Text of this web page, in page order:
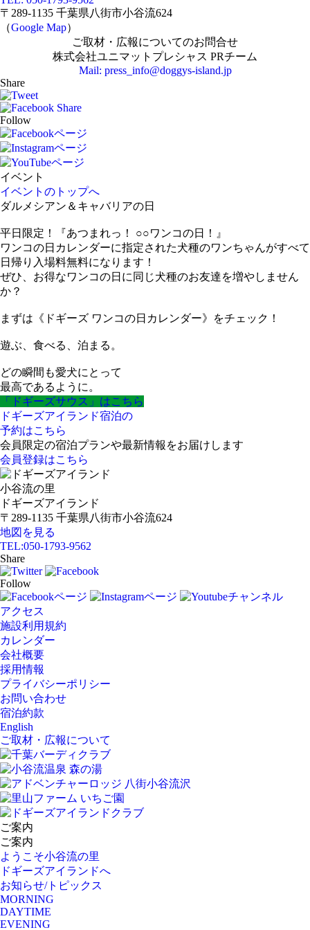
〒289-1135 千葉県八街市小谷流624
（Google Map）
ご取材・広報についてのお問合せ
株式会社ユニマットプレシャス PRチーム
Mail: press_info@doggys-island.jp
Share
Follow
イベント
イベントのトップへ
ダルメシアン＆キャバリアの日
平日限定！『あつまれっ！ ○○ワンコの日！』
ワンコの日カレンダーに指定された犬種のワンちゃんがすべて
日帰り入場料無料になります！
ぜひ、お得なワンコの日に同じ犬種のお友達を増やしません
か？
まずは《ドギーズ ワンコの日カレンダー》をチェック！
遊ぶ、食べる、泊まる。
どの瞬間も愛犬にとって
最高であるように。
「ドギーズサウス」はこちら
ドギーズアイランド宿泊の
予約はこちら
会員限定の宿泊プランや最新情報をお届けします
会員登録はこちら
小谷流の里
ドギーズアイランド
〒289-1135 千葉県八街市小谷流624
地図を見る
TEL:050-1793-9562
Share
Follow
アクセス
施設利用規約
カレンダー
会社概要
採用情報
プライバシーポリシー
お問い合わせ
宿泊約款
English
ご取材・広報について
ご案内
ご案内
ようこそ小谷流の里
ドギーズアイランドへ
お知らせ/トピックス
MORNING
DAYTIME
EVENING